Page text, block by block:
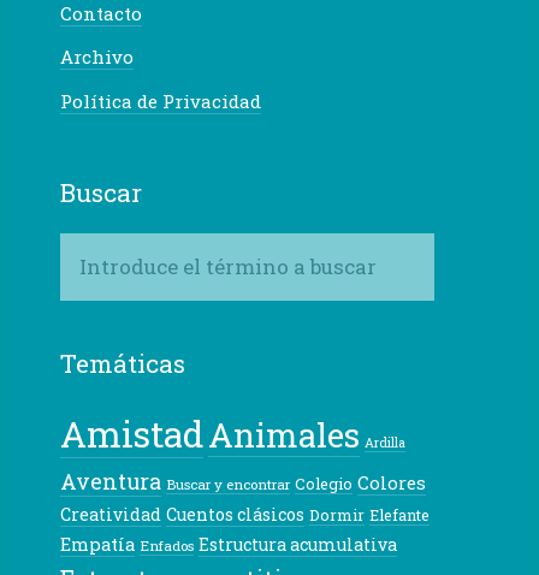
Contacto
Archivo
Política de Privacidad
Buscar
Temáticas
AmistadAnimales Ardilla
Aventura Buscar y encontrar Colegio Colores
Creatividad Cuentos clásicos Dormir Elefante
Empatía Enfados Estructura acumulativa